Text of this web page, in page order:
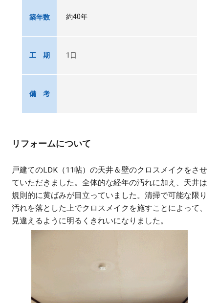
築年数 約40年
工 期 1日
備 考
リフォームについて
戸建てのLDK（11帖）の天井＆壁のクロスメイクをさせ
ていただきました。全体的な経年の汚れに加え、天井は
規則的に黄ばみが目立っていました。清掃で可能な限り
汚れを落とした上でクロスメイクを施すことによって、
見違えるように明るくきれいになりました。